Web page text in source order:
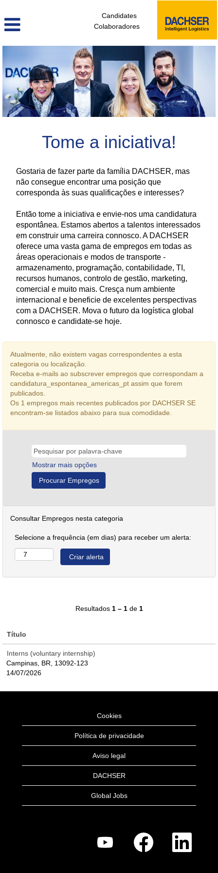
Candidates
Colaboradores
candidatura_espontanea_americas_pt
Tome a iniciativa!
Gostaria de fazer parte da família DACHSER, mas
não consegue encontrar uma posição que
corresponda às suas qualificações e interesses?
Então tome a iniciativa e envie-nos uma candidatura
espontânea. Estamos abertos a talentos interessados
em construir uma carreira connosco. A DACHSER
oferece uma vasta gama de empregos em todas as
áreas operacionais e modos de transporte -
armazenamento, programação, contabilidade, TI,
recursos humanos, controlo de gestão, marketing,
comercial e muito mais. Cresça num ambiente
internacional e beneficie de excelentes perspectivas
com a DACHSER. Mova o futuro da logística global
connosco e candidate-se hoje.
Atualmente, não existem vagas correspondentes a esta
categoria ou localização.
Receba e-mails ao subscrever empregos que correspondam a
candidatura_espontanea_americas_pt assim que forem
publicados.
Os 1 empregos mais recentes publicados por DACHSER SE
encontram-se listados abaixo para sua comodidade.
Mostrar mais opções
Consultar Empregos nesta categoria
Selecione a frequência (em dias) para receber um alerta:
Resultados 1 – 1de 1
Título
Interns (voluntary internship)
Campinas, BR, 13092-123
14/07/2026
Cookies
Política de privacidade
Aviso legal
DACHSER
Global Jobs
b
A
e